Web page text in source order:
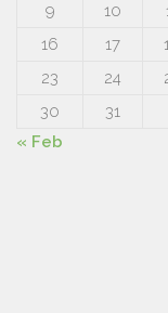
9
10
16
17
23
24
30
31
« Feb